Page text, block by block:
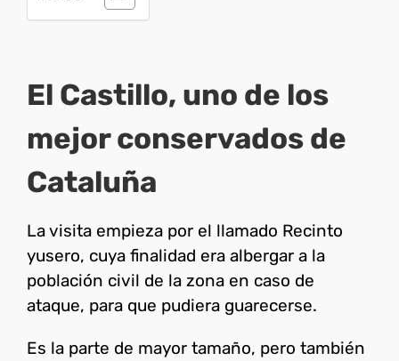
El Castillo, uno de los
mejor conservados de
Cataluña
La visita empieza por el llamado Recinto
yusero, cuya finalidad era albergar a la
población civil de la zona en caso de
ataque, para que pudiera guarecerse.
Es la parte de mayor tamaño, pero también